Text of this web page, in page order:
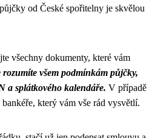
od České spořitelny je skvělou
všechny dokumenty, které vám
rozumíte všem podmínkám půjčky,
a splátkového kalendáře. V případě
který vám vše rád vysvětlí.